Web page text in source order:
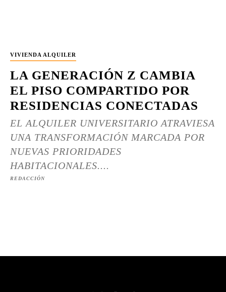
VIVIENDA ALQUILER
LA GENERACIÓN Z CAMBIA
EL PISO COMPARTIDO POR
RESIDENCIAS CONECTADAS
EL ALQUILER UNIVERSITARIO ATRAVIESA
UNA TRANSFORMACIÓN MARCADA POR
NUEVAS PRIORIDADES
HABITACIONALES....
REDACCIÓN